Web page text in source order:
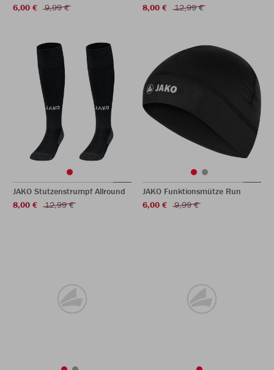
6,00 €
9,99 €
8,00 €
12,99 €
JAKO Stutzenstrumpf Allround
8,00 €
12,99 €
JAKO Funktionsmütze Run
6,00 €
9,99 €